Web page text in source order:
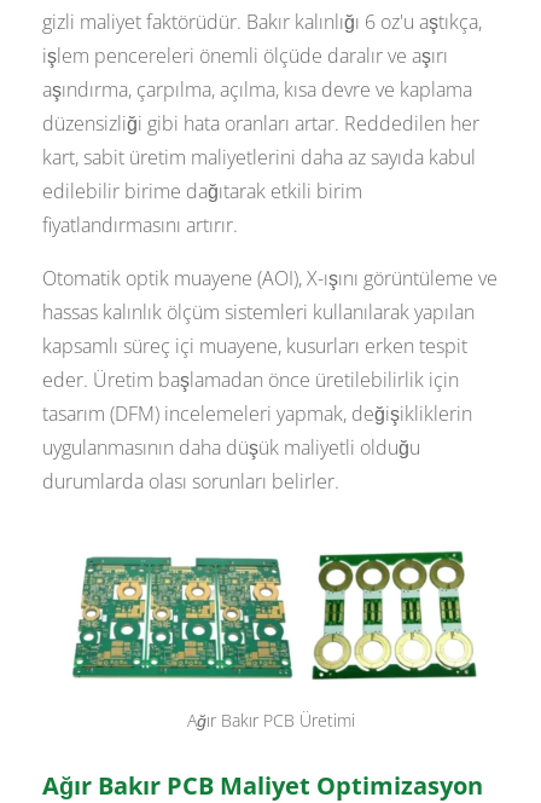
gizli maliyet faktörüdür. Bakır kalınlığı 6 oz'u aştıkça,
işlem pencereleri önemli ölçüde daralır ve aşırı
aşındırma, çarpılma, açılma, kısa devre ve kaplama
düzensizliği gibi hata oranları artar. Reddedilen her
kart, sabit üretim maliyetlerini daha az sayıda kabul
edilebilir birime dağıtarak etkili birim
fiyatlandırmasını artırır.
Otomatik optik muayene (AOI), X-ışını görüntüleme ve
hassas kalınlık ölçüm sistemleri kullanılarak yapılan
kapsamlı süreç içi muayene, kusurları erken tespit
eder. Üretim başlamadan önce üretilebilirlik için
tasarım (DFM) incelemeleri yapmak, değişikliklerin
uygulanmasının daha düşük maliyetli olduğu
durumlarda olası sorunları belirler.
Ağır Bakır PCB Üretimi
Ağır Bakır PCB Maliyet Optimizasyon